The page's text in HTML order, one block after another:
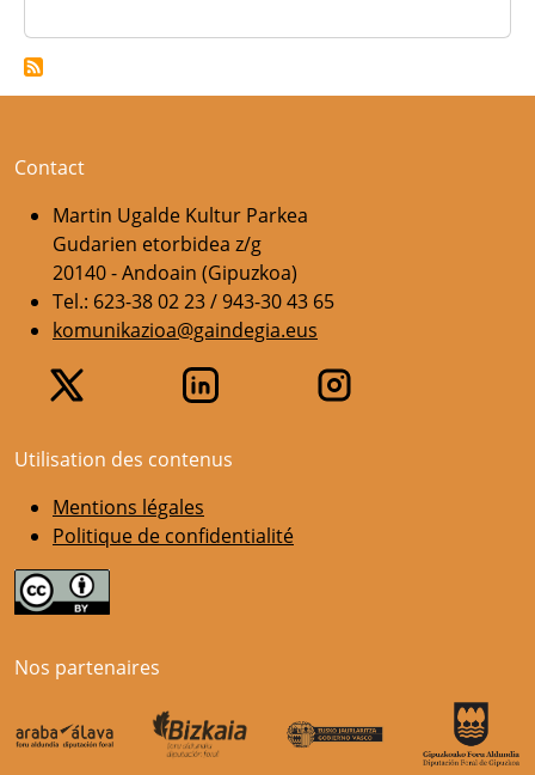
Contact
Martin Ugalde Kultur Parkea
Gudarien etorbidea z/g
20140 - Andoain (Gipuzkoa)
Tel.: 623-38 02 23 / 943-30 43 65
komunikazioa@gaindegia.eus
Utilisation des contenus
Mentions légales
Politique de confidentialité
Nos partenaires